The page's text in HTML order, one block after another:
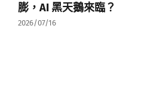
膨，AI 黑天鵝來臨？
2026/07/16